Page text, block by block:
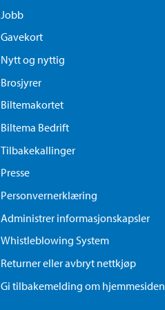
Jobb
Gavekort
Nytt og nyttig
Brosjyrer
Biltemakortet
Biltema Bedrift
Tilbakekallinger
Presse
Personvernerklæring
Administrer informasjonskapsler
Whistleblowing System
Returner eller avbryt nettkjøp
Gi tilbakemelding om hjemmesiden